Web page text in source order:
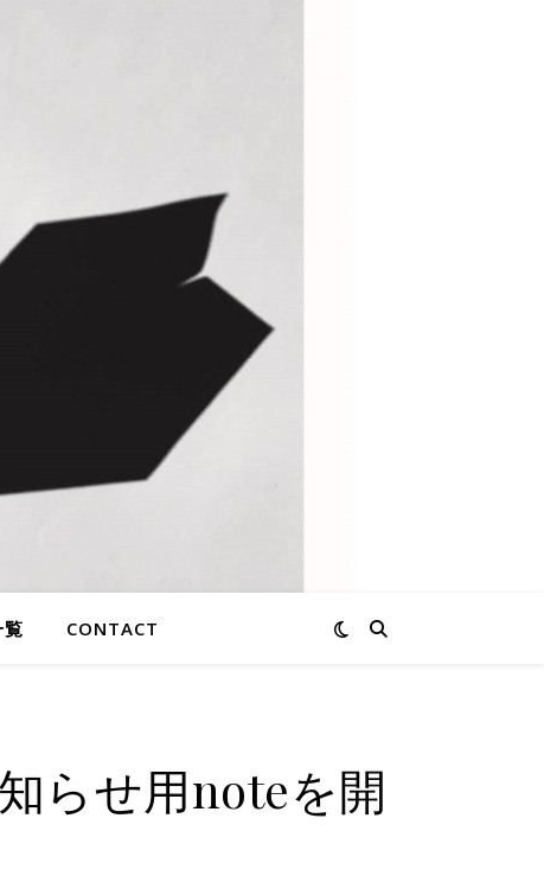
CONTACT
らせ用noteを開